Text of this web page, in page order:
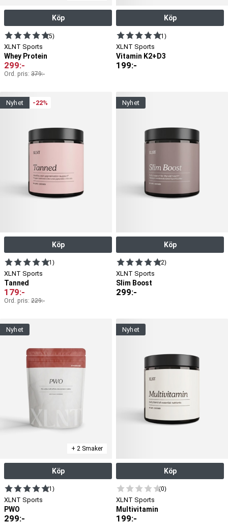
Köp
(5)
XLNT Sports
Whey Protein
299:-
Ord. pris: 379:-
Köp
(1)
XLNT Sports
Vitamin K2+D3
199:-
nyhet -22%
Köp
(1)
XLNT Sports
Tanned
179:-
Ord. pris: 229:-
nyhet
Köp
(2)
XLNT Sports
Slim Boost
299:-
nyhet
+ 2 Smaker
Köp
(1)
XLNT Sports
PWO
299:-
nyhet
Köp
(0)
XLNT Sports
Multivitamin
199:-